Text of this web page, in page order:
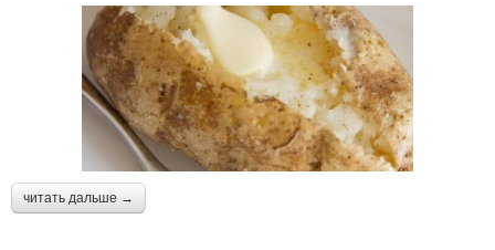
читать дальше →